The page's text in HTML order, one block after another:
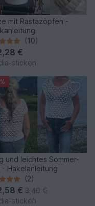
mit Rastazöpfen -
(10)
€
sticken
und leichtes Sommer-
- Häkelanleitung
(2)
€ 3,40 €
sticken